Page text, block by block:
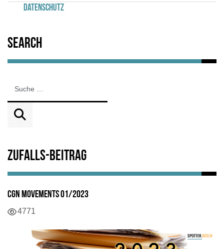
Datenschutz
Search
Zufalls-Beitrag
CGN Movements 01/2023
4771